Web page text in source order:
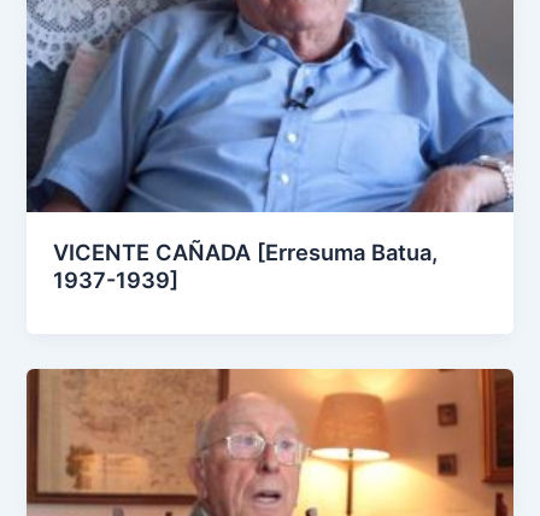
VICENTE CAÑADA [Erresuma Batua,
1937-1939]